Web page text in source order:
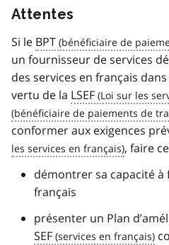
Attentes
Si le BPT
un fournisseur de services
des services en français
vertu de la LSEF
conformer aux exigences
, faire
démontrer sa capacité
français
présenter un Plan
SEF